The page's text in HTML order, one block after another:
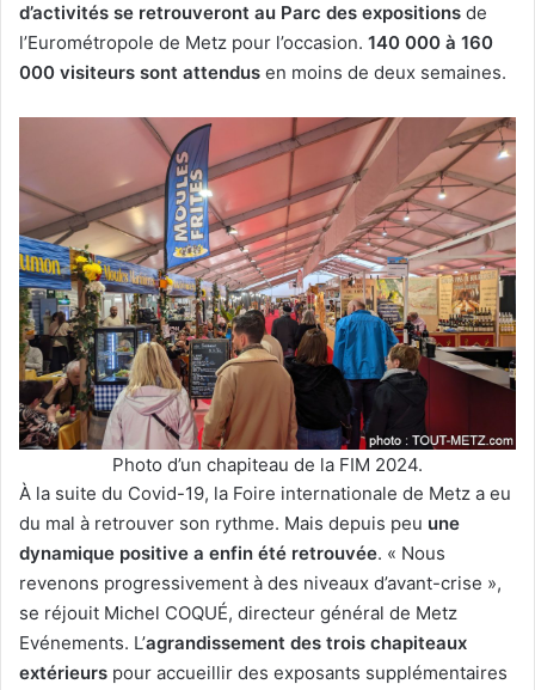
d’activités se retrouveront au Parc des expositions de
l’Eurométropole de Metz pour l’occasion. 140 000 à 160
000 visiteurs sont attendus en moins de deux semaines.
Photo d’un chapiteau de la FIM 2024.
À la suite du Covid-19, la Foire internationale de Metz a eu
du mal à retrouver son rythme. Mais depuis peu une
dynamique positive a enfin été retrouvée. « Nous
revenons progressivement à des niveaux d’avant-crise »,
se réjouit Michel COQUÉ, directeur général de Metz
Evénements. L’agrandissement des trois chapiteaux
extérieurs pour accueillir des exposants supplémentaires